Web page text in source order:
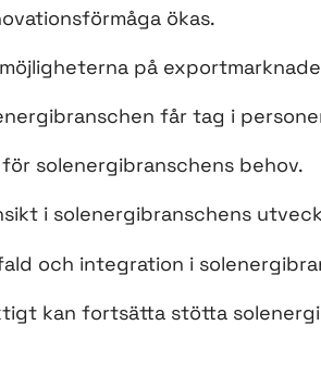
ökas.
på
får tag i
solenergibranschens behov.
i solenergibranschens
och integration i
kan fortsätta stötta